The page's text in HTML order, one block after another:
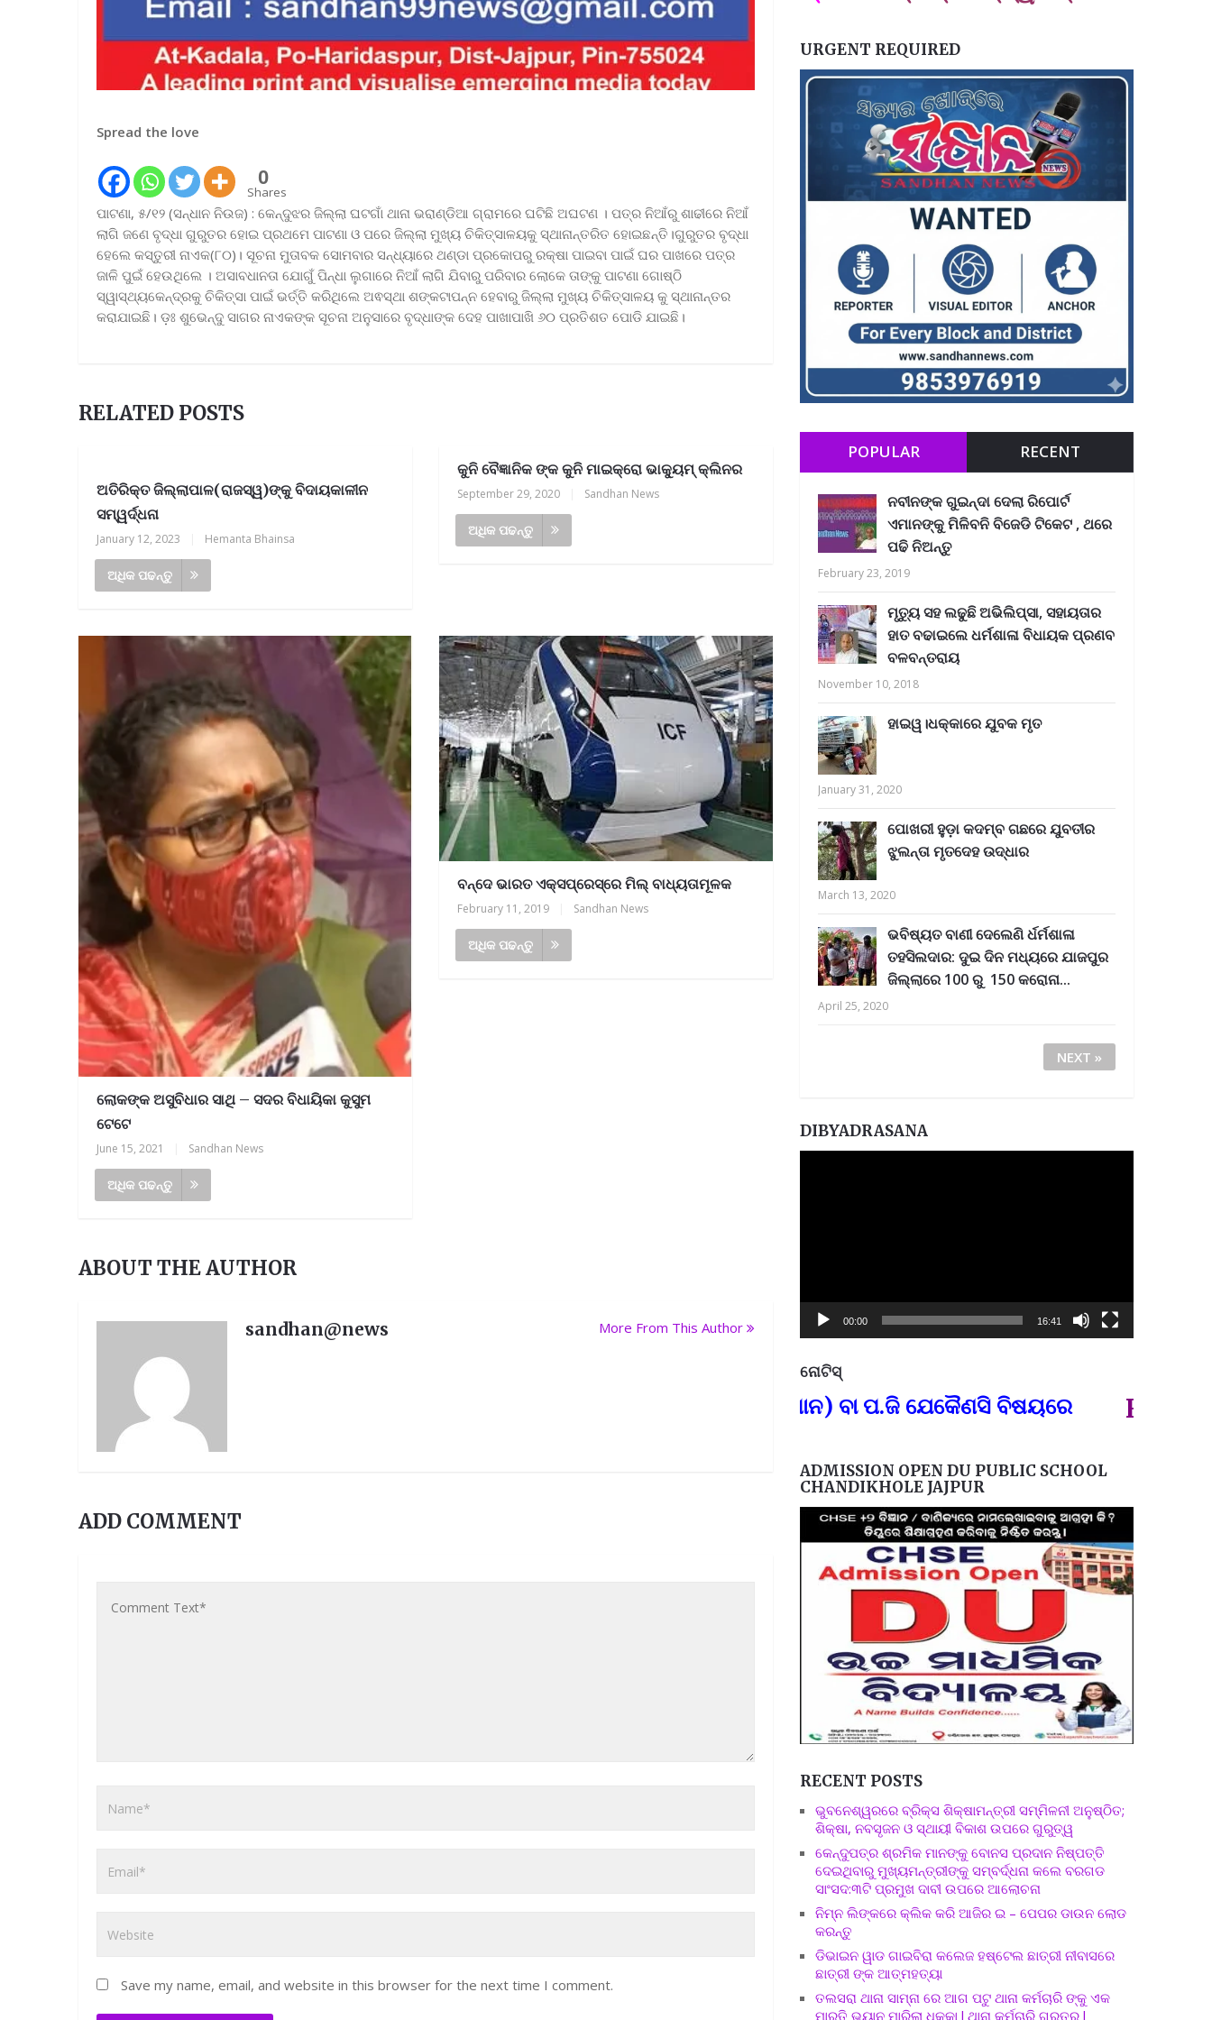
Spread the love
0
Shares
ପାଟଣା, ୫/୧୨ (ସନ୍ଧାନ ନିଉଜ) : କେନ୍ଦୁଝର ଜିଲ୍ଲା ଘଟଗାଁ ଥାନା ଭରାଣ୍ଡିଆ ଗ୍ରାମରେ ଘଟିଛି ଅଘଟଣ । ପତ୍ର ନିଆଁରୁ ଶାଢୀରେ ନିଆଁ
ଲାଗି ଜଣେ ବୃଦ୍ଧା ଗୁରୁତର ହୋଇ ପ୍ରଥମେ ପାଟଣା ଓ ପରେ ଜିଲ୍ଲା ମୁଖ୍ୟ ଚିକିତ୍ସାଳୟକୁ ସ୍ଥାନାନ୍ତରିତ ହୋଇଛନ୍ତି।ଗୁରୁତର ବୃଦ୍ଧା
ହେଲେ କସ୍ତୁରୀ ନାଏକ(୮୦)। ସୂଚନା ମୁତାବକ ସୋମବାର ସନ୍ଧ୍ୟାରେ ଥଣ୍ଡା ପ୍ରକୋପରୁ ରକ୍ଷା ପାଇବା ପାଇଁ ଘର ପାଖରେ ପତ୍ର
ଜାଳି ପୁଇଁ ହେଉଥିଲେ । ଅସାବଧାନତା ଯୋଗୁଁ ପିନ୍ଧା ଲୁଗାରେ ନିଆଁ ଲାଗି ଯିବାରୁ ପରିବାର ଲୋକେ ତାଙ୍କୁ ପାଟଣା ଗୋଷ୍ଠି
ସ୍ୱାସ୍ଥ୍ୟକେନ୍ଦ୍ରକୁ ଚିକିତ୍ସା ପାଇଁ ଭର୍ତ୍ତି କରିଥିଲେ ଅଵସ୍ଥା ଶଙ୍କଟାପନ୍ନ ହେବାରୁ ଜିଲ୍ଲା ମୁଖ୍ୟ ଚିକିତ୍ସାଳୟ କୁ ସ୍ଥାନାନ୍ତର
କରାଯାଇଛି। ଡ଼ଃ ଶୁଭେନ୍ଦୁ ସାଗର ନାଏକଙ୍କ ସୂଚନା ଅନୁସାରେ ବୃଦ୍ଧାଙ୍କ ଦେହ ପାଖାପାଖି ୬୦ ପ୍ରତିଶତ ପୋଡି ଯାଇଛି।
RELATED POSTS
ଅତିରିକ୍ତ ଜିଲ୍ଲାପାଳ(ରାଜସ୍ୱ)ଙ୍କୁ ବିଦାୟକାଳୀନ
ସମ୍ୱର୍ଦ୍ଧନା
January 12, 2023 Hemanta Bhainsa
ଅଧିକ ପଢନ୍ତୁ
କୁନି ବୈଜ୍ଞାନିକ ଙ୍କ କୁନି ମାଇକ୍ରୋ ଭାକ୍ୟୁମ୍ କ୍ଲିନର
September 29, 2020 Sandhan News
ଅଧିକ ପଢନ୍ତୁ
ଲୋକଙ୍କ ଅସୁବିଧାର ସାଥି – ସଦର ବିଧାୟିକା କୁସୁମ
ଟେଟେ
June 15, 2021 Sandhan News
ଅଧିକ ପଢନ୍ତୁ
ବନ୍ଦେ ଭାରତ ଏକ୍ସପ୍ରେସ୍‌ରେ ମିଲ୍‌ ବାଧ୍ୟତାମୂଳକ
February 11, 2019 Sandhan News
ଅଧିକ ପଢନ୍ତୁ
ABOUT THE AUTHOR
sandhan@news More From This Author
ADD COMMENT
Save my name, email, and website in this browser for the next time I comment.
URGENT REQUIRED
POPULAR RECENT
ନବୀନଙ୍କ ଗୁଇନ୍ଦା ଦେଲା ରିପୋର୍ଟ
ଏମାନଙ୍କୁ ମିଳିବନି ବିଜେଡି ଟିକେଟ , ଥରେ
ପଢି ନିଅନ୍ତୁ
February 23, 2019
ମୃତ୍ୟୁ ସହ ଲଢୁଛି ଅଭିଲିପ୍ସା, ସହାୟତାର
ହାତ ବଢାଇଲେ ଧର୍ମଶାଳା ବିଧାୟକ ପ୍ରଣବ
ବଳବନ୍ତରାୟ
November 10, 2018
ହାଇୱ।ଧକ୍କାରେ ଯୁବକ ମୃତ
January 31, 2020
ପୋଖରୀ ହୁଡ଼ା କଦମ୍ବ ଗଛରେ ଯୁବତୀର
ଝୁଲନ୍ତା ମୃତଦେହ ଉଦ୍ଧାର
March 13, 2020
ଭବିଷ୍ୟତ ବାଣୀ ଦେଲେଣି ର୍ଧର୍ମଶାଳା
ତହସିଲଦାର: ଦୁଇ ଦିନ ମଧ୍ୟରେ ଯାଜପୁର
ଜିଲ୍ଲାରେ 100 ରୁ 150 କରୋନା...
April 25, 2020
NEXT »
DIBYADRASANA
00:00 16:41
ନୋଟିସ୍
ପ୍ରତିନିଧି ଆବଶ୍ୟକ, ଯୋଗାଯୋଗ-୯୪୩୭୮୧୯୩୭୫, ଶିକ୍ଷାଗତ ଯୋଗ୍ୟତା: +୩ (ସମ୍ମାନ) ବା ପ.ଜି ଯେକୈଣସି ବିଷୟରେ FOR GOVT
ADMISSION OPEN DU PUBLIC SCHOOL
CHANDIKHOLE JAJPUR
RECENT POSTS
ଭୁବନେଶ୍ୱରରେ ବ୍ରିକ୍ସ ଶିକ୍ଷାମନ୍ତ୍ରୀ ସମ୍ମିଳନୀ ଅନୁଷ୍ଠିତ;
ଶିକ୍ଷା, ନବସୃଜନ ଓ ସ୍ଥାୟୀ ବିକାଶ ଉପରେ ଗୁରୁତ୍ୱ
କେନ୍ଦୁପତ୍ର ଶ୍ରମିକ ମାନଙ୍କୁ ବୋନସ ପ୍ରଦାନ ନିଷ୍ପତ୍ତି
ଦେଇଥିବାରୁ ମୁଖ୍ୟମନ୍ତ୍ରୀଙ୍କୁ ସମ୍ବର୍ଦ୍ଧନା କଲେ ବରଗଡ
ସାଂସଦ:୩ଟି ପ୍ରମୁଖ ଦାବୀ ଉପରେ ଆଲୋଚନା
ନିମ୍ନ ଲିଙ୍କରେ କ୍ଲିକ କରି ଆଜିର ଇ – ପେପର ଡାଉନ ଲୋଡ
କରନ୍ତୁ
ଡିଭାଇନ ୱାଡ ଗାଇବିରା କଲେଜ ହଷ୍ଟେଲ ଛାତ୍ରୀ ନୀବାସରେ
ଛାତ୍ରୀ ଙ୍କ ଆତ୍ମହତ୍ୟା
ତଲସରା ଥାନା ସାମ୍ନା ରେ ଆଗ ପଟୁ ଥାନା କର୍ମଚାରି ଙ୍କୁ ଏକ
ମାରୁତି ଭ୍ୟାନ ମାରିଲା ଧକ୍କା l ଥାନା କର୍ମଚାରି ଗୁରୁତର l